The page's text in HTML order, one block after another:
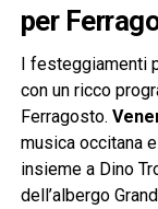
per
I festeggiamenti
con un ricco
Ferragosto.
musica occitana
insieme a Dino
dell’albergo